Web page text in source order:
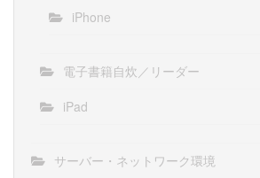
iPhone
電子書籍自炊／リーダー
iPad
サーバー・ネットワーク環境